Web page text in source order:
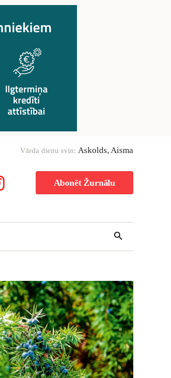
Vārda dienu svin: Askolds, Aisma
Abonēt Žurnālu